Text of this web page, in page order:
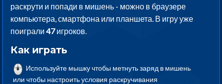
раскрути и попади в мишень - можно в браузере
компьютера, смартфона или планшета. В игру уже
поиграли47игроков.
Как играть
Используйте мышку чтобы метнуть заряд в мишень
или чтобы настроить условия раскручивания